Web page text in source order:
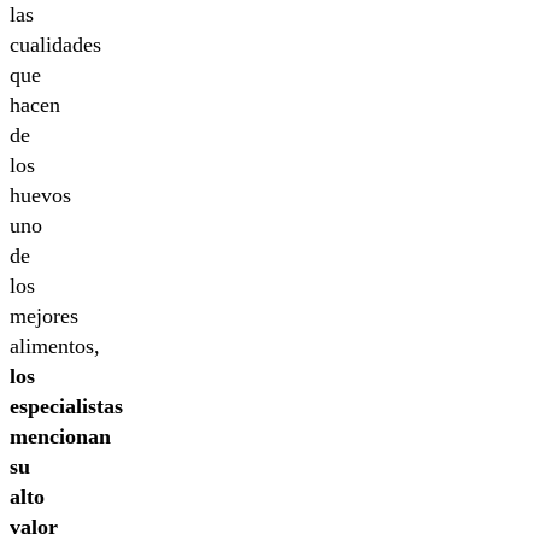
las
cualidades
que
hacen
de
los
huevos
uno
de
los
mejores
alimentos,
los
especialistas
mencionan
su
alto
valor